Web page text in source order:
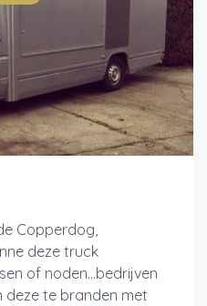
Copperdog,
deze truck
of noden...bedrijven
deze te branden met